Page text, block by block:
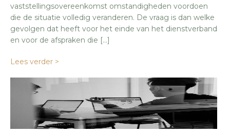
vaststellingsovereenkomst omstandigheden voordoen
die de situatie volledig veranderen. De vraag is dan welke
gevolgen dat heeft voor het einde van het dienstverband
en voor de afspraken die […]
Lees verder >